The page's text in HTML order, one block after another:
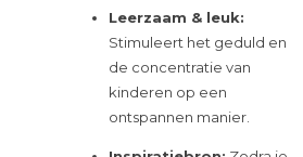
Leerzaam & leuk:
Stimuleert het geduld en
de concentratie van
kinderen op een
ontspannen manier.